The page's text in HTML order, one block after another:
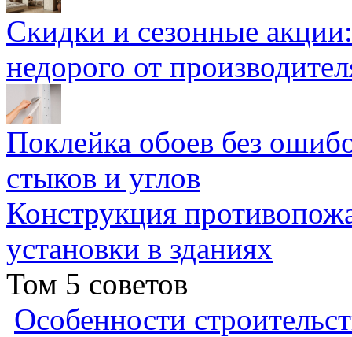
Скидки и сезонные
недорого от
Поклейка обоев без
стыков и углов
Конструкция
установки в зданиях
Том 5 советов
Особенности